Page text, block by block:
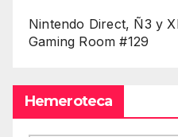
Nintendo Direct, Ñ3 y
Gaming Room #129
Hemeroteca